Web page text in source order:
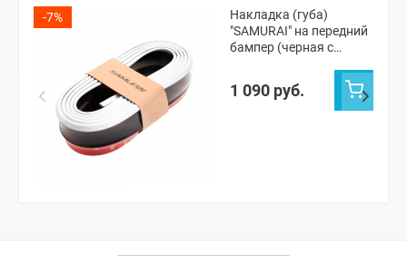
-7%
Накладка (губа)
"SAMURAI" на передний
бампер (черная с
1 090 руб.